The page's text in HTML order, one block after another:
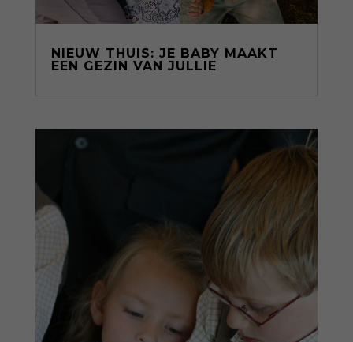
NIEUW THUIS: JE BABY MAAKT
EEN GEZIN VAN JULLIE